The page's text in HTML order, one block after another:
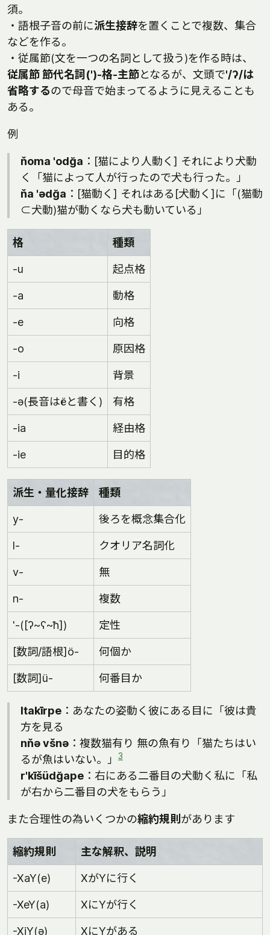
須。
・語根子音の前に派生接辞を置くことで複数、集合
などを作る。
・従属節(文を一つの名詞として扱う)を作る時は、
従属節 節代名詞(')-格-主節となるが、文頭で'/ʔ/は
省略するので母音で始まってるように見えることも
ある。
例
ňoma 'odğa ：[猫により人動く] それにより犬動
く「猫によって人が行ったので犬も行った。」
ňa 'ədğa ：[猫動く] それはある[犬動く]に「(猫動
⊂犬動)猫が動くなら犬も動いている」
格 種類
-u 起点格
-a 動格
-e 向格
-o 原因格
-i 背景
-ə(長音はëと書く) 有格
-ia 経由格
-ie 目的格
派生・量化接辞 種類
y- 後ろを概念集合化
l- クオリア名詞化
v- 無
n- 複数
'-([ʔ~ʕ~ħ]) 定性
[数詞/語根]ö- 何個か
[数詞]ü- 何番目か
ltakīrpe ：あなたの姿動く彼にある目に「彼は貴
方を見る
nňə všnə ：複数猫有り 無の魚有り「猫たちはい
るが魚はいない。」
3
r'kīšüdğape ：右にある二番目の犬動く私に「私
が右から二番目の犬をもらう」
また合理性の為いくつかの縮約規則があります
縮約規則 主な解釈、説明
-XaY(e) XがYに行く
-XeY(a) XにYが行く
-XiY(ə) XにYがある